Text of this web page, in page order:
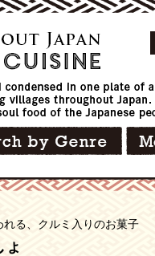
れる、クルミ入りのお菓子
ょ